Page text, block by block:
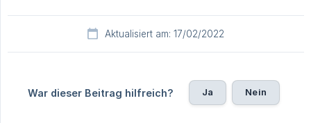
Aktualisiert am: 17/02/2022
War dieser Beitrag hilfreich? Ja Nein